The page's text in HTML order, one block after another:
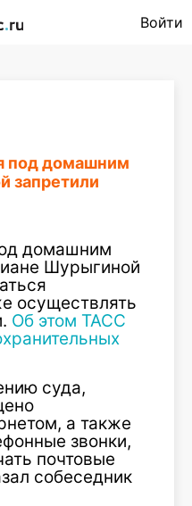
Войти
под домашним
запретили
домашним
Шурыгиной
осуществлять
Об этом ТАСС
суда,
а также
звонки,
почтовые
собеседник